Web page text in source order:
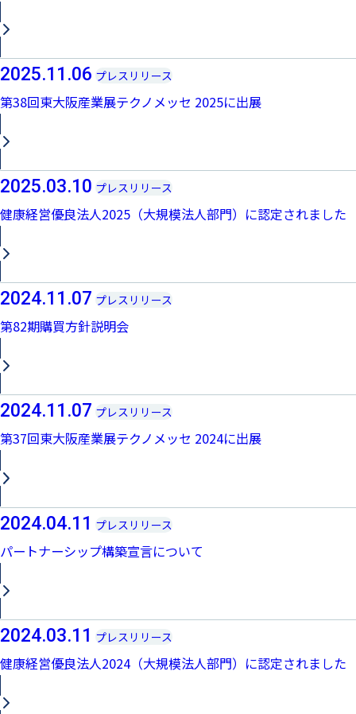
2025.11.06 プレスリリース
第38回東大阪産業展テクノメッセ 2025に出展
2025.03.10 プレスリリース
健康経営優良法人2025（大規模法人部門）に認定されました
2024.11.07 プレスリリース
第82期購買方針説明会
2024.11.07 プレスリリース
第37回東大阪産業展テクノメッセ 2024に出展
2024.04.11 プレスリリース
パートナーシップ構築宣言について
2024.03.11 プレスリリース
健康経営優良法人2024（大規模法人部門）に認定されました